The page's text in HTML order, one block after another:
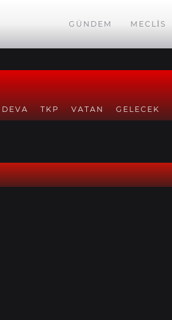
GÜNDEM MECLIS
DEVA TKP VATAN GELECEK